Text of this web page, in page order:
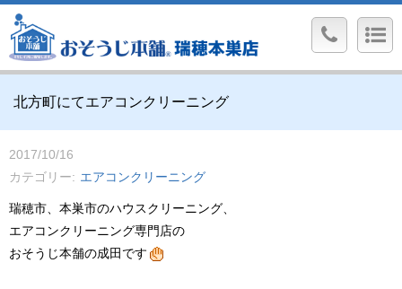
北方町にてエアコンクリーニング
2017/10/16
カテゴリー
エアコンクリーニング
瑞穂市、本巣市のハウスクリーニング、
エアコンクリーニング専門店の
おそうじ本舗の成田です